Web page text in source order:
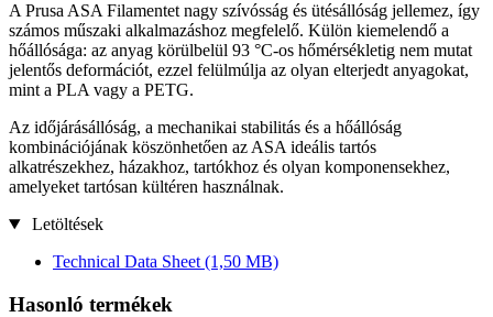
A Prusa ASA Filamentet nagy szívósság és ütésállóság jellemez, így
számos műszaki alkalmazáshoz megfelelő. Külön kiemelendő a
hőállósága: az anyag körülbelül 93 °C-os hőmérsékletig nem mutat
jelentős deformációt, ezzel felülmúlja az olyan elterjedt anyagokat,
mint a PLA vagy a PETG.
Az időjárásállóság, a mechanikai stabilitás és a hőállóság
kombinációjának köszönhetően az ASA ideális tartós
alkatrészekhez, házakhoz, tartókhoz és olyan komponensekhez,
amelyeket tartósan kültéren használnak.
Letöltések
Technical Data Sheet (1,50 MB)
Hasonló termékek